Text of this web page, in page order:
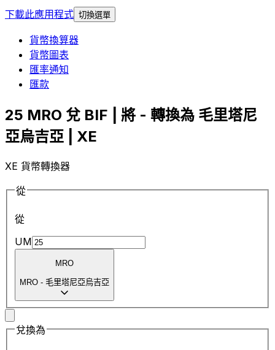
下載此應用程式 切換選單
貨幣換算器
貨幣圖表
匯率通知
匯款
25 MRO 兌 BIF | 將 - 轉換為 毛里塔尼
亞烏吉亞 | XE
XE 貨幣轉換器
從
從
UM
MRO
MRO - 毛里塔尼亞烏吉亞
兌換為